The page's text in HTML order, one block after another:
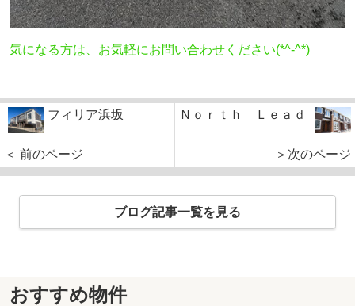
気になる方は、お気軽にお問い合わせください(*^-^*)
フィリア浜坂
＜ 前のページ
Ｎｏｒｔｈ Ｌｅａｄ
＞次のページ
ブログ記事一覧を見る
おすすめ物件